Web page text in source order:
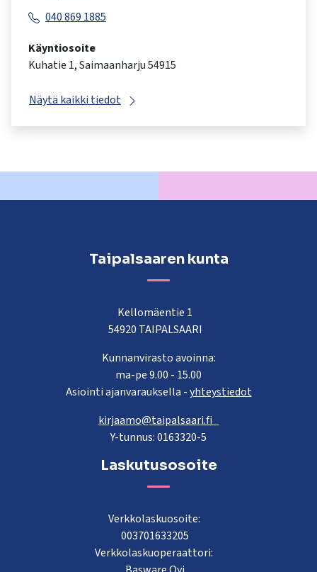
040 869 1885
Käyntiosoite
Kuhatie 1, Saimaanharju 54915
Näytä kaikki tiedot
Taipalsaaren kunta
Kellomäentie 1
54920 TAIPALSAARI
Kunnanvirasto avoinna:
ma-pe 9.00 - 15.00
Asiointi ajanvarauksella -yhteystiedot
kirjaamo@taipalsaari.fi
Y-tunnus: 0163320-5
Laskutusosoite
Verkkolaskuosoite:
003701633205
Verkkolaskuoperaattori: